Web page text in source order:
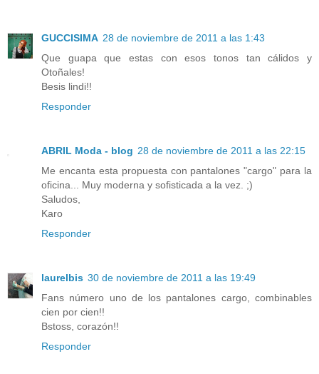
GUCCISIMA 28 de noviembre de 2011 a las 1:43
Que guapa que estas con esos tonos tan cálidos y
Otoñales!
Besis lindi!!
Responder
ABRIL Moda - blog 28 de noviembre de 2011 a las 22:15
Me encanta esta propuesta con pantalones "cargo" para la
oficina... Muy moderna y sofisticada a la vez. ;)
Saludos,
Karo
Responder
laurelbis 30 de noviembre de 2011 a las 19:49
Fans número uno de los pantalones cargo, combinables
cien por cien!!
Bstoss, corazón!!
Responder